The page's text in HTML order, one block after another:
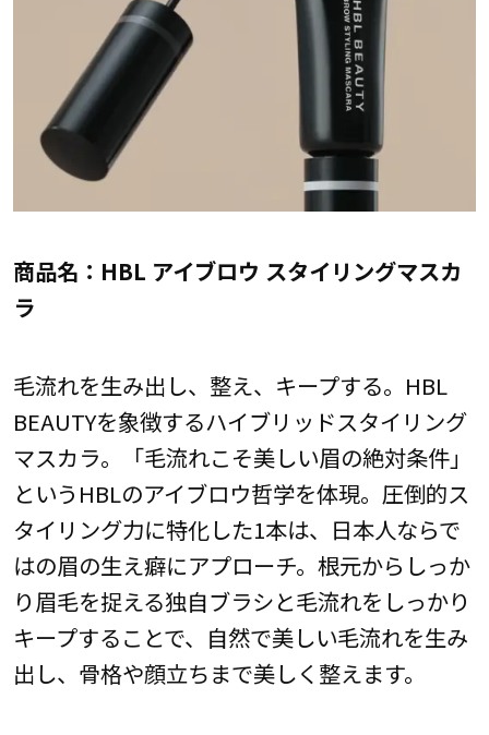
商品名：HBL アイブロウ スタイリングマスカ
ラ
毛流れを生み出し、整え、キープする。HBL
BEAUTYを象徴するハイブリッドスタイリング
マスカラ。「毛流れこそ美しい眉の絶対条件」
というHBLのアイブロウ哲学を体現。圧倒的ス
タイリング力に特化した1本は、日本人ならで
はの眉の生え癖にアプローチ。根元からしっか
り眉毛を捉える独自ブラシと毛流れをしっかり
キープすることで、自然で美しい毛流れを生み
出し、骨格や顔立ちまで美しく整えます。